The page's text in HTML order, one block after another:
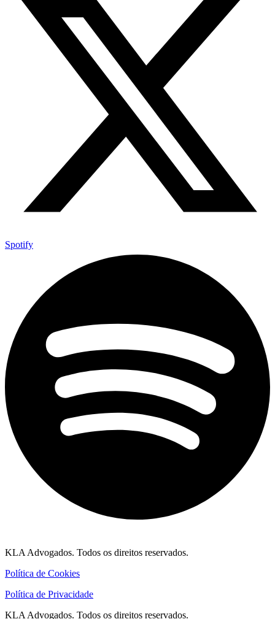
Spotify
KLA Advogados. Todos os direitos reservados.
Política de Cookies
Política de Privacidade
KLA Advogados. Todos os direitos reservados.